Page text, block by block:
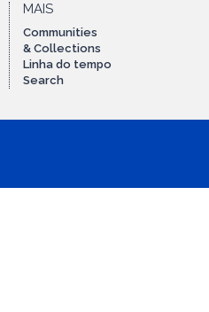
MAIS
Communities
& Collections
Linha do tempo
Search